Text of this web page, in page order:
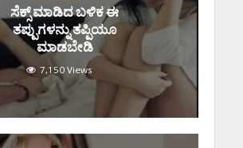
ಸೆಕ್ಸ್‌ ಮಾಡಿದ ಬಳಿಕ ಈ
ತಪ್ಪುಗಳನ್ನು ತಪ್ಪಿಯೂ
ಮಾಡಬೇಡಿ
7,150 Views